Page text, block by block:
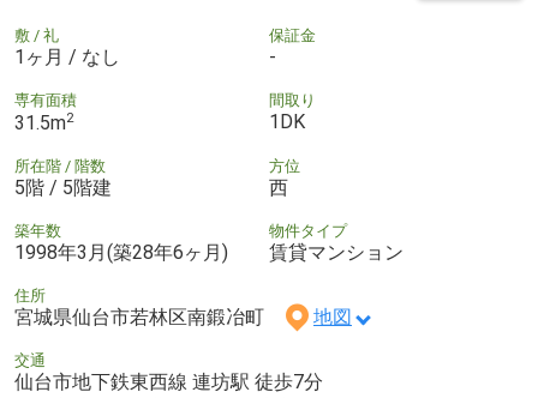
敷 / 礼
1ヶ月 / なし
保証金
-
専有面積
31.5m2
間取り
1DK
所在階 / 階数
5階 / 5階建
方位
西
築年数
1998年3月(築28年6ヶ月)
物件タイプ
賃貸マンション
住所
宮城県仙台市若林区南鍛冶町 地図
交通
仙台市地下鉄東西線 連坊駅 徒歩7分